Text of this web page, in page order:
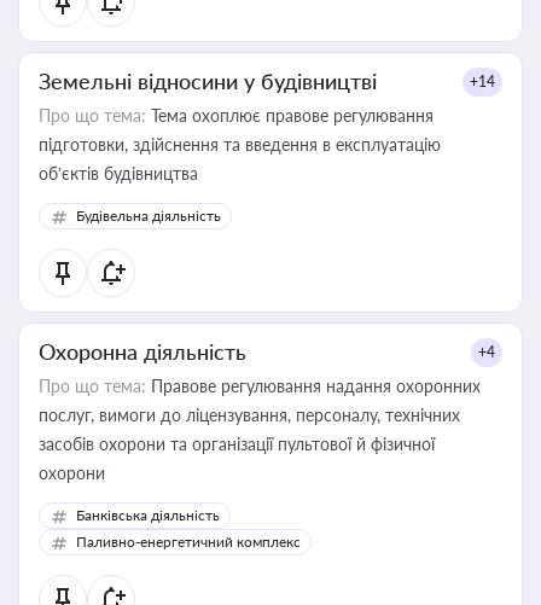
Земельні відносини у будівництві +14
Про що тема: Тема охоплює правове регулювання
підготовки, здійснення та введення в експлуатацію
об’єктів будівництва
Будівельна діяльність
Охоронна діяльність +4
Про що тема: Правове регулювання надання охоронних
послуг, вимоги до ліцензування, персоналу, технічних
засобів охорони та організації пультової й фізичної
охорони
Банківська діяльність
Паливно-енергетичний комплекс